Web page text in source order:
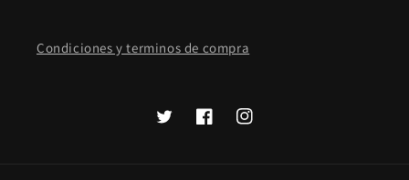
Condiciones y terminos de compra
TwitterFacebookInstagram